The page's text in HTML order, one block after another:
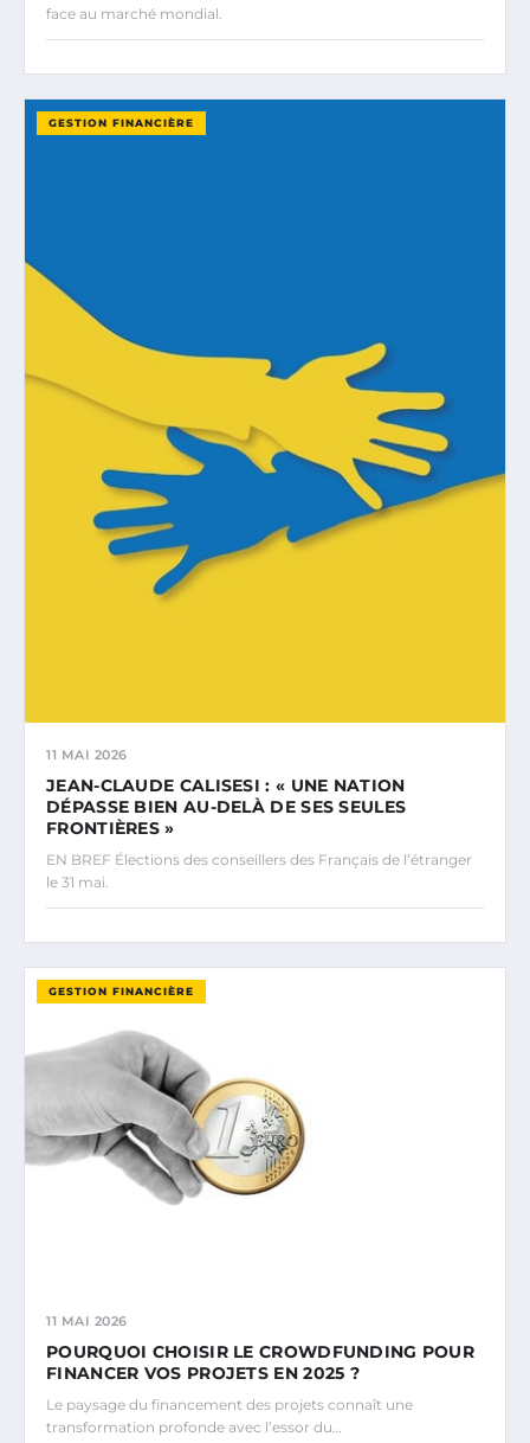
face au marché mondial.
GESTION FINANCIÈRE
11 MAI 2026
JEAN-CLAUDE CALISESI : « UNE NATION
DÉPASSE BIEN AU-DELÀ DE SES SEULES
FRONTIÈRES »
EN BREF Élections des conseillers des Français de l’étranger
le 31 mai.
GESTION FINANCIÈRE
11 MAI 2026
POURQUOI CHOISIR LE CROWDFUNDING POUR
FINANCER VOS PROJETS EN 2025 ?
Le paysage du financement des projets connaît une
transformation profonde avec l’essor du…